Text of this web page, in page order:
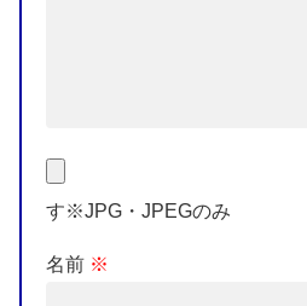
す※JPG・JPEGのみ
名前 ※